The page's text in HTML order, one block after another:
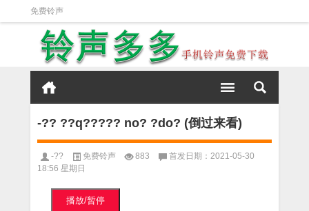
免费铃声
-?? ??q????? no? ?do? (倒过来看)
-?? 免费铃声 883
首发日期：2021-05-30
18:56 星期日
播放/暂停